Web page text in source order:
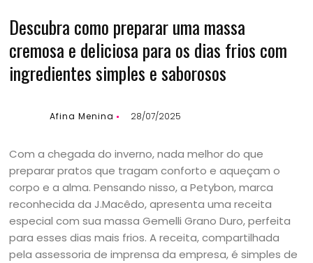
Descubra como preparar uma massa
cremosa e deliciosa para os dias frios com
ingredientes simples e saborosos
Afina Menina 28/07/2025
Com a chegada do inverno, nada melhor do que
preparar pratos que tragam conforto e aqueçam o
corpo e a alma. Pensando nisso, a Petybon, marca
reconhecida da J.Macêdo, apresenta uma receita
especial com sua massa Gemelli Grano Duro, perfeita
para esses dias mais frios. A receita, compartilhada
pela assessoria de imprensa da empresa, é simples de